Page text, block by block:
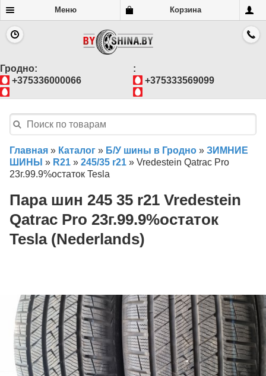
Меню Корзина
Гродно:
+375336000066
:
+375333569099
Главная » Каталог » Б/У шины в Гродно » ЗИМНИЕ
ШИНЫ » R21 » 245/35 r21 » Vredestein Qatrac Pro
23г.99.9%остаток Tesla
Пара шин 245 35 r21 Vredestein
Qatrac Pro 23г.99.9%остаток
Tesla (Nederlands)